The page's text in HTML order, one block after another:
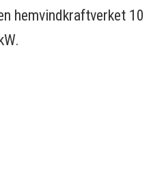
hemvindkraftverket 10